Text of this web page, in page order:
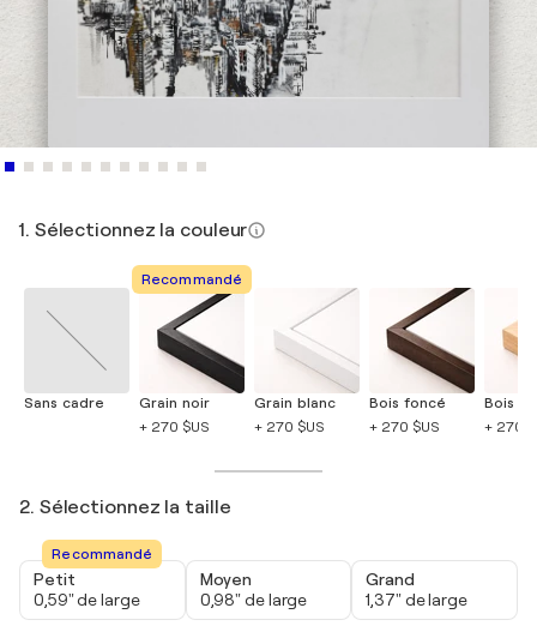
1. Sélectionnez la couleur
Sans cadre
Recommandé
Grain noir
+ 270 $US
Grain blanc
+ 270 $US
Bois foncé
+ 270 $US
Bois
+ 270
2. Sélectionnez la taille
Recommandé
Petit
0,59" de large
Moyen
0,98" de large
Grand
1,37" de large